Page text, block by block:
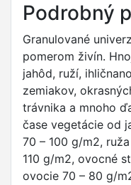
Podrobný
Granulované
pomerom živín.
jahôd, ruží,
zemiakov,
trávnika a mnoho
čase vegetácie od
70 – 100 g/m2,
110 g/m2, ovocné
ovocie 70 – 80 g/